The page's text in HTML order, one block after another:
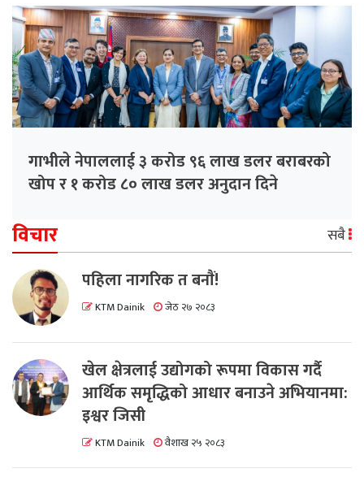
गाभीले नेपाललाई ३ करोड ९६ लाख डलर बराबरको
खोप र १ करोड ८० लाख डलर अनुदान दिने
विचार सबै
पहिला नागरिक त बनाैं!
KTM Dainik जेठ २७ २०८३
खेल क्षेत्रलाई उद्योगको रूपमा विकास गर्दै
आर्थिक समृद्धिको आधार बनाउने अभियानमा:
इश्वर जिसी
KTM Dainik वैशाख २५ २०८३